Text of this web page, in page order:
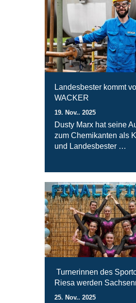
Landesbester kommt
WACKER
19. Nov.. 2025
Dusty Marx hat seine
zum Chemikanten als
und Landesbester …
Turnerinnen des
Riesa werden
25. Nov.. 2025